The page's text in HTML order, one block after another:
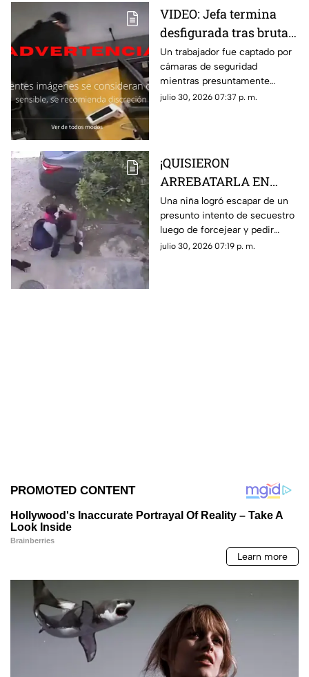
VIDEO: Jefa termina
desfigurada tras brutal
ataque de su empleado
por no pagarle
liquiación
Un trabajador fue captado por
cámaras de seguridad
mientras presuntamente
golpeaba a su jefa en repetidas
julio 30, 2026 07:37 p. m.
¡QUISIERON
ARREBATARLA EN
SEGUNDOS! Niña
escapa de presunto
intento de secuestro;
este es el VIDEO
Una niña logró escapar de un
presunto intento de secuestro
luego de forcejear y pedir
ayuda a gritos cuando una
julio 30, 2026 07:19 p. m.